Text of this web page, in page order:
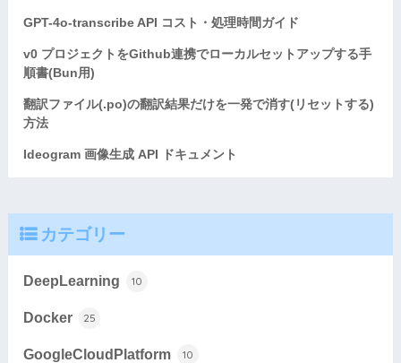
GPT-4o-transcribe API コスト・処理時間ガイド
v0 プロジェクトをGithub連携でローカルセットアップする手
順書(Bun用)
翻訳ファイル(.po)の翻訳結果だけを一発で消す(リセットする)
方法
Ideogram 画像生成 API ドキュメント
カテゴリー
DeepLearning 10
Docker 25
GoogleCloudPlatform 10